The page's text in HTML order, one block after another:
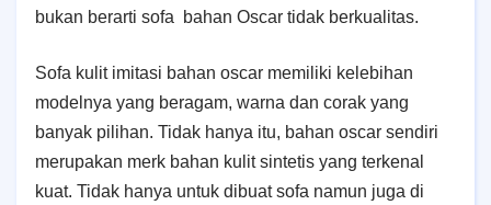
bukan berarti sofa bahan Oscar tidak berkualitas.
Sofa kulit imitasi bahan oscar memiliki kelebihan
modelnya yang beragam, warna dan corak yang
banyak pilihan. Tidak hanya itu, bahan oscar sendiri
merupakan merk bahan kulit sintetis yang terkenal
kuat. Tidak hanya untuk dibuat sofa namun juga di